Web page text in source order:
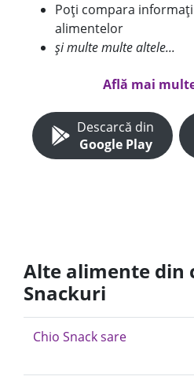
Poți compara
alimentelor
și multe multe altele...
Află mai
Descarcă din
Google Play
Alte alimente din
Snackuri
Chio Snack sare